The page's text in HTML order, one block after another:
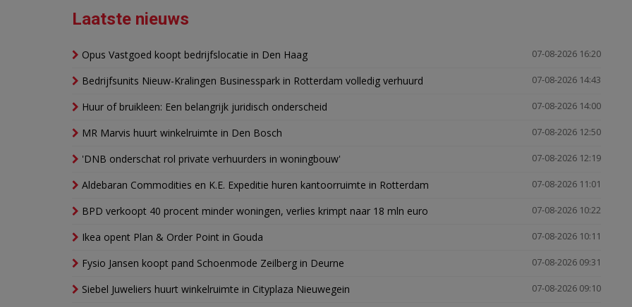
Laatste nieuws
07-08-2026 16:20
Opus Vastgoed koopt bedrijfslocatie in Den Haag
07-08-2026 14:43
Bedrijfsunits Nieuw-Kralingen Businesspark in Rotterdam volledig verhuurd
07-08-2026 14:00
Huur of bruikleen: Een belangrijk juridisch onderscheid
07-08-2026 12:50
MR Marvis huurt winkelruimte in Den Bosch
07-08-2026 12:19
'DNB onderschat rol private verhuurders in woningbouw'
07-08-2026 11:01
Aldebaran Commodities en K.E. Expeditie huren kantoorruimte in Rotterdam
07-08-2026 10:22
BPD verkoopt 40 procent minder woningen, verlies krimpt naar 18 mln euro
07-08-2026 10:11
Ikea opent Plan & Order Point in Gouda
07-08-2026 09:31
Fysio Jansen koopt pand Schoenmode Zeilberg in Deurne
07-08-2026 09:10
Siebel Juweliers huurt winkelruimte in Cityplaza Nieuwegein